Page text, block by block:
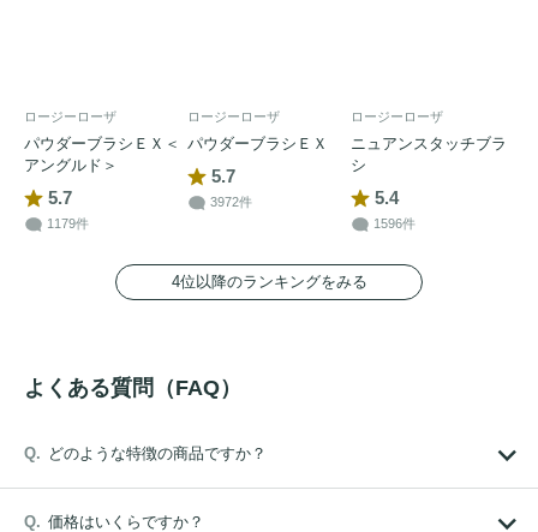
ロージーローザ
パウダーブラシＥＸ＜
アングルド＞
5.7
1179件
ロージーローザ
パウダーブラシＥＸ
5.7
3972件
ロージーローザ
ニュアンスタッチブラ
シ
5.4
1596件
4位以降のランキングをみる
よくある質問（FAQ）
どのような特徴の商品ですか？
価格はいくらですか？